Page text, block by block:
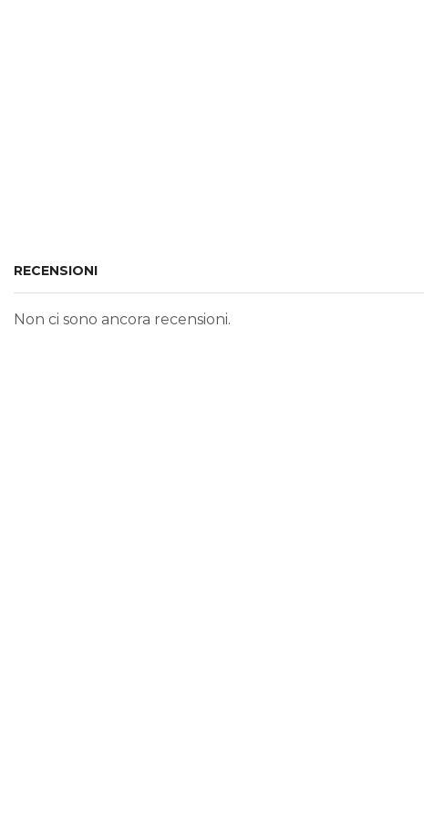
RECENSIONI
Non ci sono ancora recensioni.